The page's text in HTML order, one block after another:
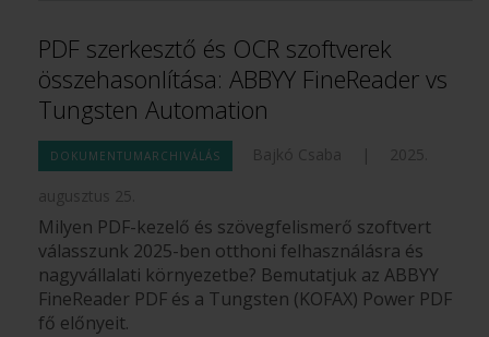
PDF szerkesztő és OCR szoftverek
összehasonlítása: ABBYY FineReader vs
Tungsten Automation
DOKUMENTUMARCHIVÁLÁS Bajkó Csaba |
2025.
augusztus 25.
Milyen PDF-kezelő és szövegfelismerő szoftvert
válasszunk 2025-ben otthoni felhasználásra és
nagyvállalati környezetbe? Bemutatjuk az ABBYY
FineReader PDF és a Tungsten (KOFAX) Power PDF
fő előnyeit.